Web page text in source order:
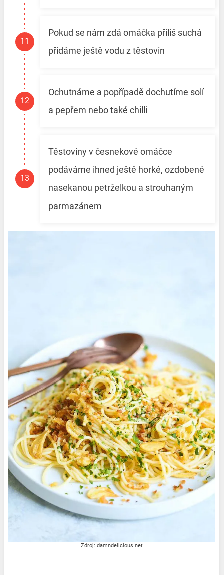
Pokud se nám zdá omáčka příliš suchá
přidáme ještě vodu z těstovin
Ochutnáme a popřípadě dochutíme solí
a pepřem nebo také chilli
Těstoviny v česnekové omáčce
podáváme ihned ještě horké, ozdobené
nasekanou petrželkou a strouhaným
parmazánem
Zdroj: damndelicious.net